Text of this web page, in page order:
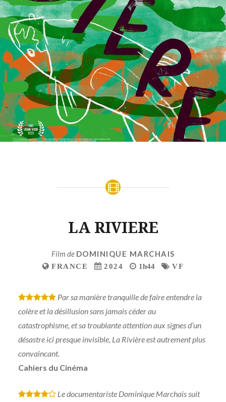
LA RIVIERE
Film de DOMINIQUE MARCHAIS
FRANCE 2024 1h44 VF
* * * * *Par sa manière tranquille de faire entendre la
colère et la désillusion sans jamais céder au
catastrophisme, et sa troublante attention aux signes d’un
désastre ici presque invisible, La Rivière est autrement plus
convaincant.
Cahiers du Cinéma
* * * *
Le documentariste Dominique Marchais suit